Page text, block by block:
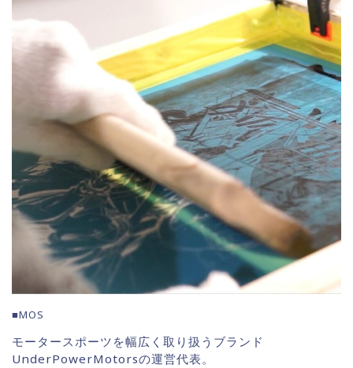
■MOS
モータースポーツを幅広く取り扱うブランド
UnderPowerMotorsの運営代表。